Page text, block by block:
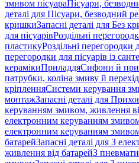
змивом пісуараПісуари,
деталі для Пісуари, безводний
кришкиЗапасні деталі для Без
для пісуарівРоздільні
пластикуРоздільні перегородки
перегородки для пісуарів із
керамікиПриладдяСифони й
патрубки, коліна змиву й
кріпленняСистеми керування
монтажЗапасні деталі для
керуванням змивом, живлення
електронним керуванням
електронним керуванням
батарейЗапасні деталі для З
живлення від батарейЗ